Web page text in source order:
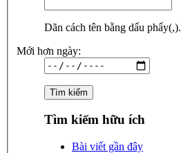
Dãn cách tên bằng dấu phẩy(,).
Mới hơn ngày:
Tìm kiếm hữu ích
Bài viết gần đây